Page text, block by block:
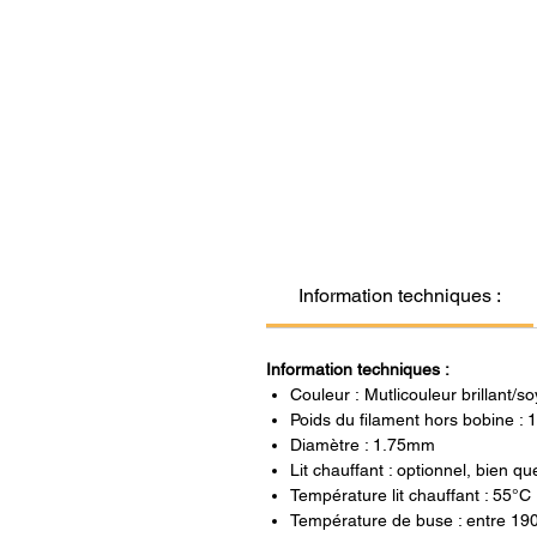
Information techniques :
Information techniques :
Couleur : Mutlicouleur brillant/
Poids du filament hors bobine :
Diamètre : 1.75mm
Lit chauffant : optionnel, bien
Température lit chauffant : 55°C
Température de buse : entre